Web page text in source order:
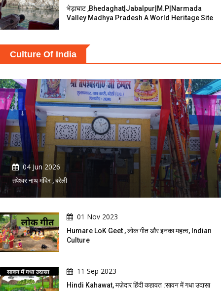
भेड़ाघाट ,Bhedaghat|jabalpur|M.P|narmada
Valley Madhya Pradesh A World Heritage Site
Culture Of India
04 Jun 2026
तपेश्वर नाथ मंदिर , बरेली
01 Nov 2023
Humare LoK Geet , लोक गीत और इनका महत्व, Indian
Culture
11 Sep 2023
Hindi Kahawat, मज़ेदार हिंदी कहावत :सावन में गधा उदासा